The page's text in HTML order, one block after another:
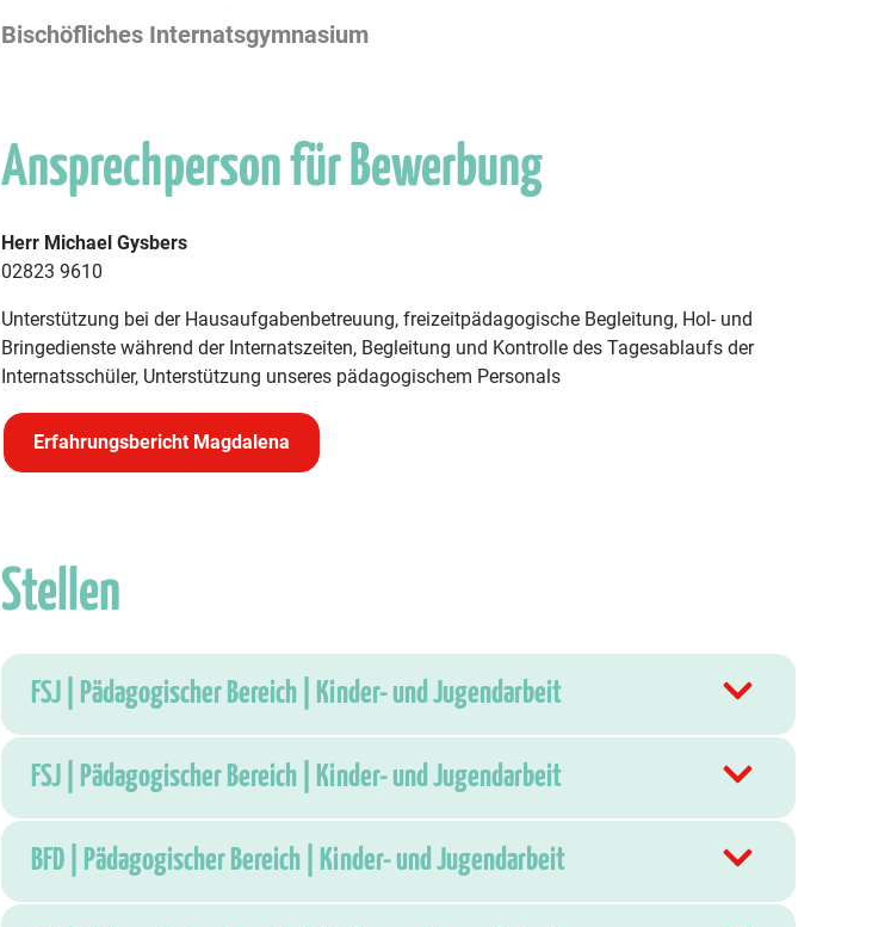
Bischöfliches Internatsgymnasium
Ansprechperson für Bewerbung
Herr Michael Gysbers
02823 9610
Unterstützung bei der Hausaufgabenbetreuung, freizeitpädagogische Begleitung, Hol- und
Bringedienste während der Internatszeiten, Begleitung und Kontrolle des Tagesablaufs der
Internatsschüler, Unterstützung unseres pädagogischem Personals
Erfahrungsbericht Magdalena
Stellen
FSJ | Pädagogischer Bereich | Kinder- und Jugendarbeit
FSJ | Pädagogischer Bereich | Kinder- und Jugendarbeit
BFD | Pädagogischer Bereich | Kinder- und Jugendarbeit